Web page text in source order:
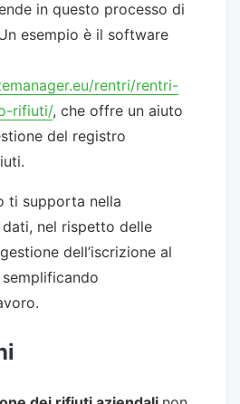
in questo processo di
esempio è il software
rentri/rentri-
rifiuti/, che offre un aiuto
del registro
ti supporta nella
nel rispetto delle
dell’iscrizione al
semplificando